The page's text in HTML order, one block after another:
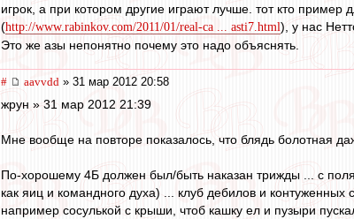
игрок, а при котором другие играют лучше. тот кто
(http://www.rabinkov.com/2011/01/real-ca ... asti7.html), у нас
Это же азы непонятно почему это надо объяснять.
# aavvdd » 31 мар 2012 20:58
жрун » 31 мар 2012 21:39
Мне вообще на повторе показалось, что блядь болотная
По-хорошему 4Б должен был/быть наказан трижды ... с
как яиц и командного духа) ... клуб дебилов и
например сосулькой с крыши, чтоб кашку ел и пузыри